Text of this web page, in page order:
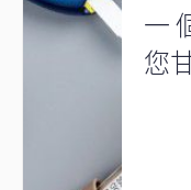
一
您